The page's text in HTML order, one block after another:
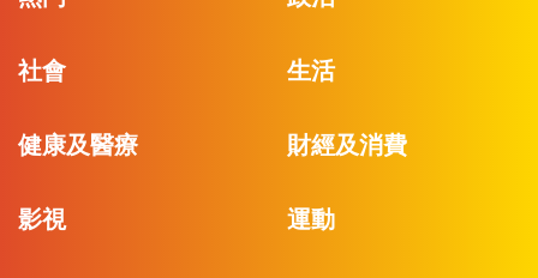
社會 生活
健康及醫療 財經及消費
影視 運動